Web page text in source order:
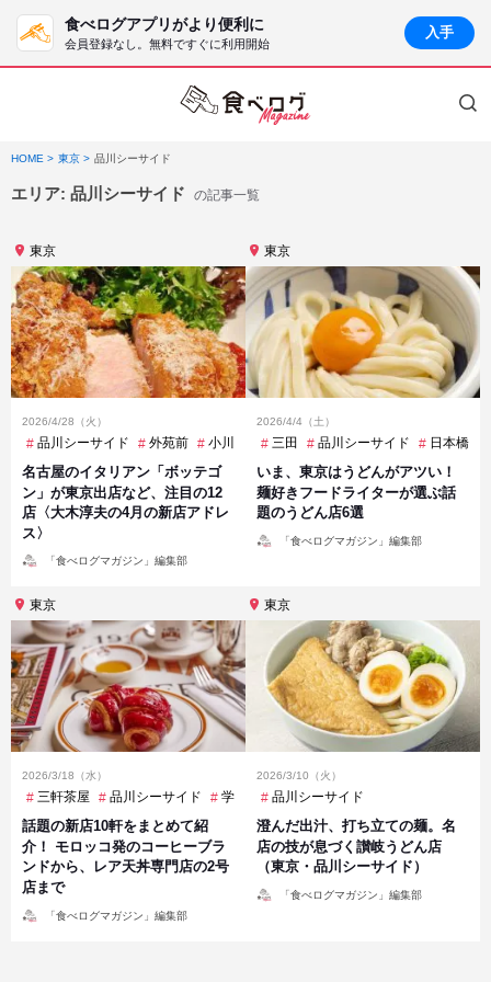
食べログアプリがより便利に
会員登録なし。無料ですぐに利用開始
入手
HOME 東京 品川シーサイド
エリア: 品川シーサイド の記事一覧
東京
2026/4/28（火）
品川シーサイド 外苑前 小川町 広尾 恵比寿 新御茶ノ水 目黒
名古屋のイタリアン「ボッテゴ
ン」が東京出店など、注目の12
店〈大木淳夫の4月の新店アドレ
ス〉
「食べログマガジン」編集部
東京
2026/4/4（土）
三田 品川シーサイド 日本橋
いま、東京はうどんがアツい！
麺好きフードライターが選ぶ話
題のうどん店6選
「食べログマガジン」編集部
東京
2026/3/18（水）
三軒茶屋 品川シーサイド 学芸大学 恵比寿 明治神宮前
話題の新店10軒をまとめて紹
介！ モロッコ発のコーヒーブラ
ンドから、レア天丼専門店の2号
店まで
「食べログマガジン」編集部
東京
2026/3/10（火）
品川シーサイド
澄んだ出汁、打ち立ての麺。名
店の技が息づく讃岐うどん店
（東京・品川シーサイド）
「食べログマガジン」編集部